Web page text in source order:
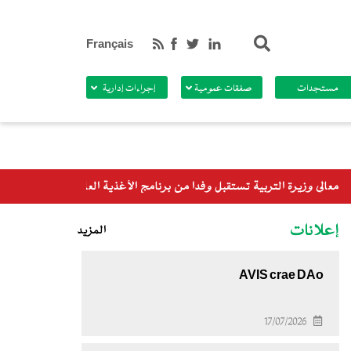
Français
مستجدات صفقات عمومية إجراءات إدارية
إعلانات
AVIS crae DAo
17/07/2026
المزيد